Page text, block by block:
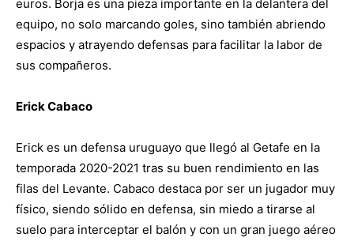
euros. Borja es una pieza importante en la delantera del
equipo, no solo marcando goles, sino también abriendo
espacios y atrayendo defensas para facilitar la labor de
sus compañeros.
Erick Cabaco
Erick es un defensa uruguayo que llegó al Getafe en la
temporada 2020-2021 tras su buen rendimiento en las
filas del Levante. Cabaco destaca por ser un jugador muy
físico, siendo sólido en defensa, sin miedo a tirarse al
suelo para interceptar el balón y con un gran juego aéreo